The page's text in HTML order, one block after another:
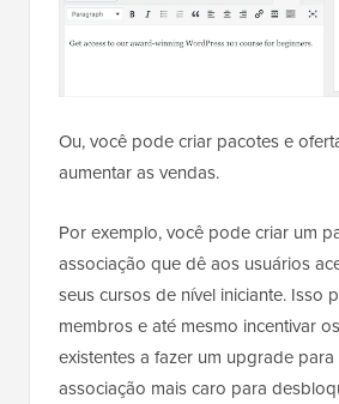
Ou, você pode criar pacotes e
aumentar as vendas.
Por exemplo, você pode criar um
associação que dê aos usuários
seus cursos de nível iniciante. Isso
membros e até mesmo incentivar
existentes a fazer um upgrade
associação mais caro para